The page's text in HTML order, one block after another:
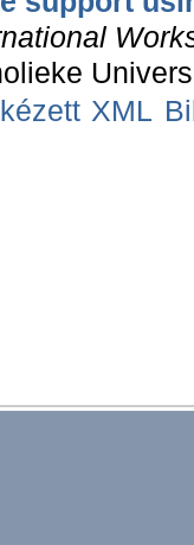
XML